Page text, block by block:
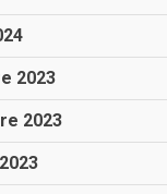
2023
2023